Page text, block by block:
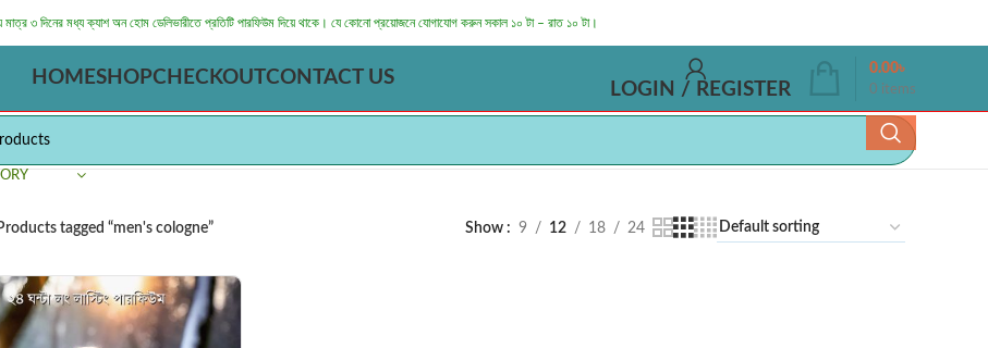
মাত্র ৩ দিনের মধ্য ক্যাশ অন হোম ডেলিভারীতে প্রতিটি পারফিউম দিয়ে থাকে। যে কোনো প্রয়োজনে যোগাযোগ করুন সকাল ১০ টা – রাত ১০ টা।
HOMESHOPCHECKOUTCONTACT US
LOGIN / REGISTER 0 items
0.00৳
tagged “men's cologne” Show 9 12 18 24